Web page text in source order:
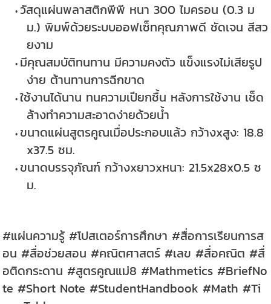
วัสดุแผ่นพลาสติกพีพี หนา 300 ไมครอน (0.3 ม
ม.) พิมพ์ด้วยระบบออฟเซ็ทคุณภาพดี ชัดเจน สีสว
ยงาม
มีคุณสมบัติทนทาน มีความคงตัว แข็งแรงไม่เสียรูป
ง่าย ต้านทานการฉีกขาด
ใช้งานได้นาน ทนความเปียกชื้น หลังการใช้งาน เช็ด
ล้างทำความสะอาดง่ายด้วยน้ำ
ขนาดแผ่นสูตรคูณเมื่อประกอบแล้ว กว้างxสูง: 18.8
x37.5 ซม.
ขนาดบรรจุภัณฑ์ กว้างxยาวxหนา: 21.5x28x0.5 ซ
ม.
#แผ่นความรู้ #โปสเตอร์การศึกษา #สื่อการเรียนการส
อน #สื่อช่วยสอน #คณิตศาสตร์ #เลข #สื่อคณิต #สื่
อติดกระดาน #สูตรคูณแม่8 #Mathmetics #BriefNo
te #Short Note #StudentHandbook #Math #Ti